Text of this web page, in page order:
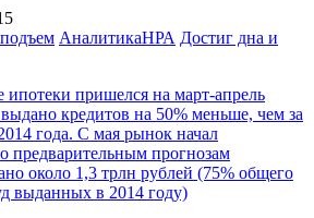
АналитикаНРА Достиг дна и
пришелся на март-апрель
кредитов на 50% меньше, чем за
года. С мая рынок начал
предварительным прогнозам
около 1,3 трлн рублей (75% общего
выданных в 2014 году)